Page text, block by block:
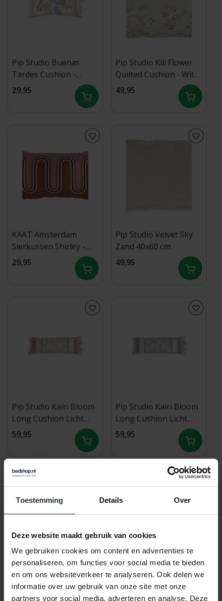
Toestemming Details Over
Deze website maakt gebruik van cookies
We gebruiken cookies om content en advertenties te
personaliseren, om functies voor social media te bieden
en om ons websiteverkeer te analyseren. Ook delen we
informatie over uw gebruik van onze site met onze
partners voor social media, adverteren en analyse. Deze
Pip Studio Buenas
Tardes Cushion -
Gebroken wit 35x60 cm
29,95
Pip Studio Kili Flower
Quilted Cushion - Wit
45x70 cm
49,95
KAAT Amsterdam
Sierkussen Shirley -
Terra 30x50 cm
29,95
Pip Studio Velvet Sky
Zand 40x60 cm
49,95
Pip Studio Kairi Bloom
Long Cushion Licht
roze 30x90 cm
59,95
Pip Studio Kairi Bloom
Long Cushion Licht
blauw 30x90 cm
59,95
Kardol by
Beddinghouse
Dommelin sierkussen
Erbe Satijn 400TC